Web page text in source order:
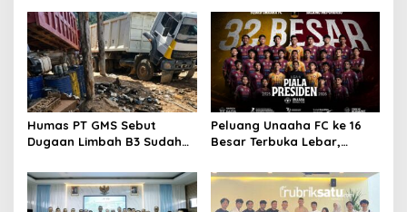
Didesak Bongkar Dugaan
Mafia Tanah Puuwatu
Program Pemerintah
Humas PT GMS Sebut
Dugaan Limbah B3 Sudah
Namun Tak Tunjukkan
Dokumen
Peluang Unaaha FC ke 16
Besar Terbuka Lebar,
Statistik